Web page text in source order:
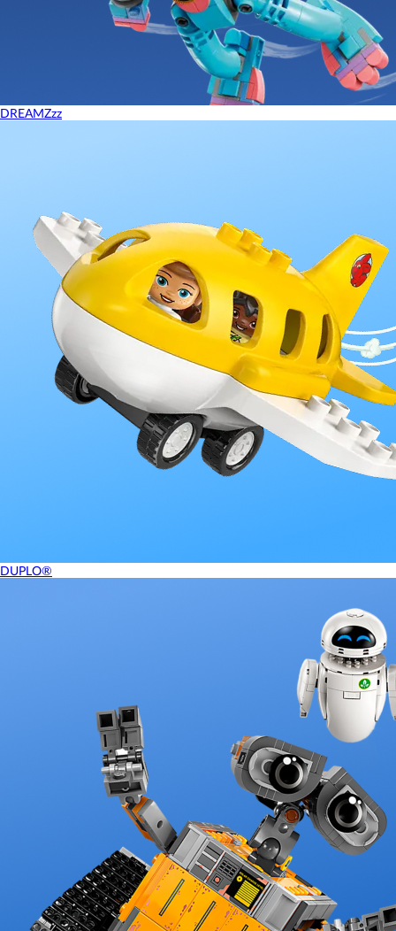
DREAMZzz
DUPLO®